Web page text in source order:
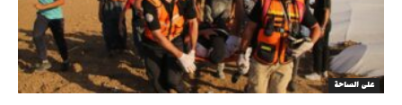
على الساحة